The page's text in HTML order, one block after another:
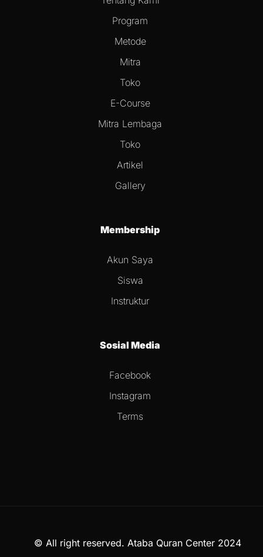
Program
Metode
Mitra
Toko
E-Course
Mitra Lembaga
Toko
Artikel
Gallery
Membership
Akun Saya
Siswa
Instruktur
Sosial Media
Facebook
Instagram
Terms
© All right reserved. Ataba Quran Center 2024